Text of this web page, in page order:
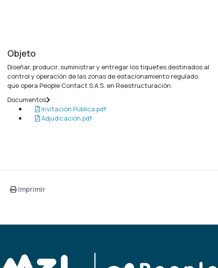
Objeto
Diseñar, producir, suministrar y entregar los tiquetes destinados al
control y operación de las zonas de estacionamiento regulado
que opera People Contact S.A.S. en Reestructuración.
Documentos
Invitación Pública.pdf
Adjudicación.pdf
Imprimir